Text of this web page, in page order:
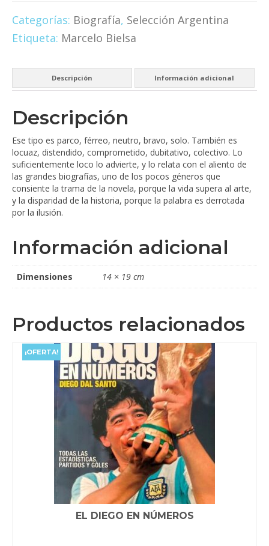
Categorías: Biografía, Selección Argentina
Etiqueta: Marcelo Bielsa
Descripción Información adicional
Descripción
Ese tipo es parco, férreo, neutro, bravo, solo. También es
locuaz, distendido, comprometido, dubitativo, colectivo. Lo
suficientemente loco lo advierte, y lo relata con el aliento de
las grandes biografías, uno de los pocos géneros que
consiente la trama de la novela, porque la vida supera al arte,
y la disparidad de la historia, porque la palabra es derrotada
por la ilusión.
Información adicional
Dimensiones 14 × 19 cm
Productos relacionados
¡OFERTA!
EL DIEGO EN NÚMEROS